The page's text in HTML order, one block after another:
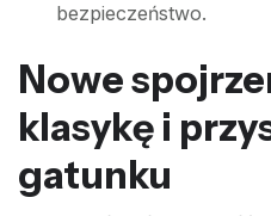
bezpieczeństwo.
Nowe
klasykę i
gatunku